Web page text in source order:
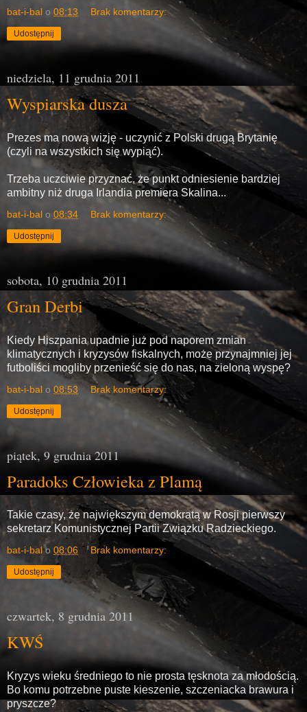
bat-i-bal o 08:13 Brak komentarzy:
Udostępnij
niedziela, 11 grudnia 2011
Wyspiarska dusza
Prezes ma nową wizję - uczynić z Polski drugą Brytanię
(czyli na wszystkich się wypiąć).
Trzeba uczciwie przyznać, że punkt odniesienie bardziej
ambitny niż druga Irlandia premiera Skalina...
bat-i-bal o 08:34 Brak komentarzy:
Udostępnij
sobota, 10 grudnia 2011
Gran Derbi
Kiedy Hiszpania upadnie już pod naporem zmian
klimatycznych i kryzysów fiskalnych, może przynajmniej jej
futboliści mogliby przenieść się do nas, na zieloną wyspę?
bat-i-bal o 08:53 Brak komentarzy:
Udostępnij
piątek, 9 grudnia 2011
Paradoks Człowieka z Plamą
Takie czasy, że największym demokratą w Rosji pierwszy
sekretarz Komunistycznej Partii Związku Radzieckiego.
bat-i-bal o 08:06 Brak komentarzy:
Udostępnij
czwartek, 8 grudnia 2011
KWŚ
Kryzys wieku średniego to nie prosta tęsknota za młodością.
Bo komu potrzebne puste kieszenie, szczeniacka brawura i
pryszcze?